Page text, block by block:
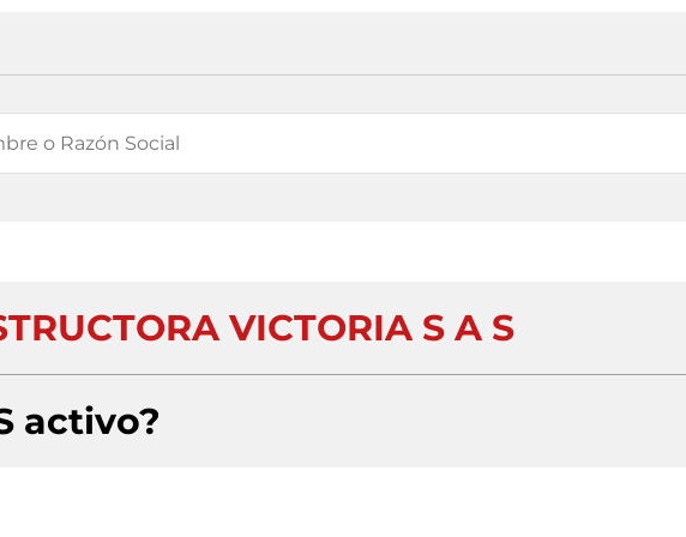
VICTORIA S A S
activo?